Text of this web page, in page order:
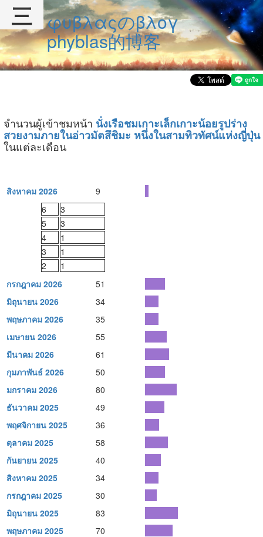
φυβλαςのβλογ
phyblas的博客
จำนวนผู้เข้าชมหน้า นั่งเรือชมเกาะเล็กเกาะน้อยรูปร่าง
สวยงามภายในอ่าวมัตสึชิมะ หนึ่งในสามทิวทัศน์แห่งญี่ปุ่น
ในแต่ละเดือน
สิงหาคม 2026
9
6
3
5
3
4
1
3
1
2
1
กรกฎาคม 2026
51
มิถุนายน 2026
34
พฤษภาคม 2026
35
เมษายน 2026
55
มีนาคม 2026
61
กุมภาพันธ์ 2026
50
มกราคม 2026
80
ธันวาคม 2025
49
พฤศจิกายน 2025
36
ตุลาคม 2025
58
กันยายน 2025
40
สิงหาคม 2025
34
กรกฎาคม 2025
30
มิถุนายน 2025
83
พฤษภาคม 2025
70
三